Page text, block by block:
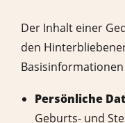
Der Inhalt einer
den
Persönliche
Geburts- und